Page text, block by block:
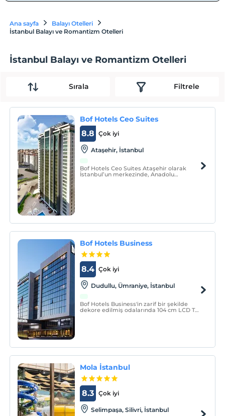
Ana sayfa
Balayı Otelleri
İstanbul Balayı ve Romantizm Otelleri
İstanbul Balayı ve Romantizm Otelleri
Sırala Filtrele
Bof Hotels Ceo Suites
Çok iyi
8.8
Ataşehir, İstanbul
Bof Hotels Ceo Suites Ataşehir olarak
İstanbul’un merkezinde, Anadolu
Bof Hotels Business
Çok iyi
8.4
Dudullu, Ümraniye, İstanbul
Bof Hotels Business'in zarif bir şekilde
dekore edilmiş odalarında 104 cm LCD TV,
Mola İstanbul
Çok iyi
8.3
Selimpaşa, Silivri, İstanbul